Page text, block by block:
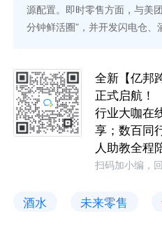
源配置。即时零售方面，与美
分钟鲜活圈”，并开发闪电仓、
全新【亿邦
正式启航！
行业大咖在
享；数百同
人助教全程
扫码加小编，
酒水 未来零售